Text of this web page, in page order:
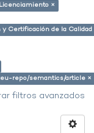
×
Certificación de la
repo/semantics/article ×
filtros avanzados